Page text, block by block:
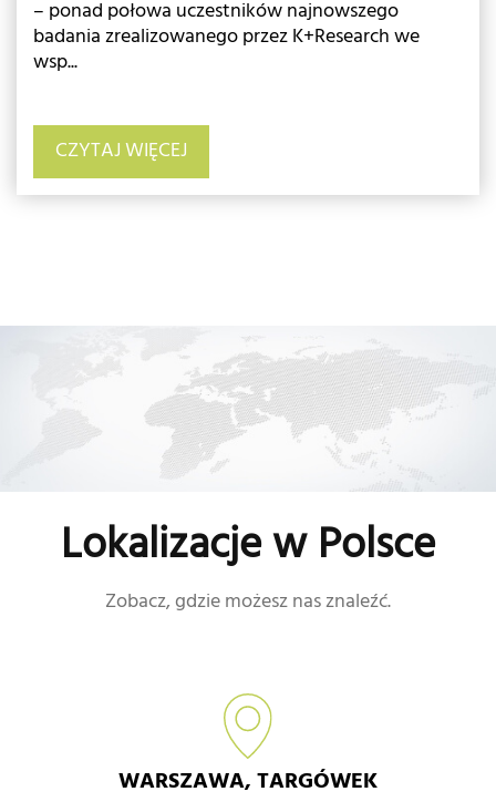
– ponad połowa uczestników najnowszego
badania zrealizowanego przez K+Research we
wsp...
CZYTAJ WIĘCEJ
Lokalizacje w Polsce
Zobacz, gdzie możesz nas znaleźć.
WARSZAWA, TARGÓWEK